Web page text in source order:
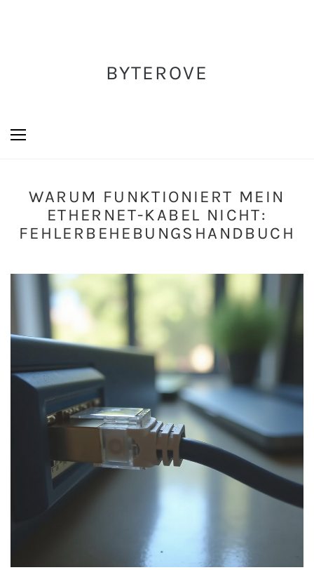
BYTEROVE
WARUM FUNKTIONIERT MEIN
ETHERNET-KABEL NICHT:
FEHLERBEHEBUNGSHANDBUCH